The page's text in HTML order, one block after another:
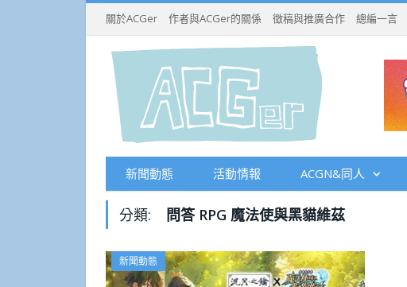
關於ACGer 作者與ACGer的關係 徵稿與推廣合作 總編一言
新聞動態 活動情報 ACGN&同人
分類: 問答 RPG 魔法使與黑貓維茲
新聞動態